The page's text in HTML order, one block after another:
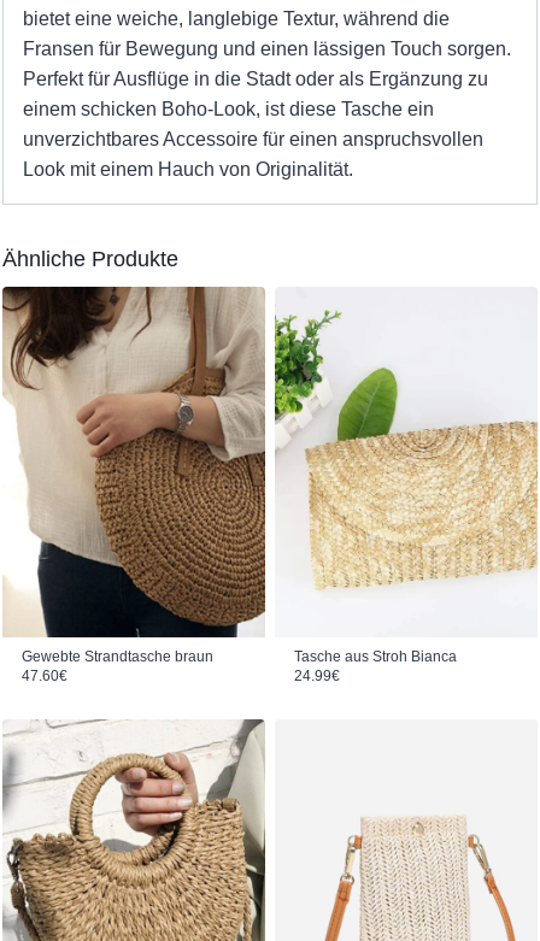
bietet eine weiche, langlebige Textur, während die
Fransen für Bewegung und einen lässigen Touch sorgen.
Perfekt für Ausflüge in die Stadt oder als Ergänzung zu
einem schicken Boho-Look, ist diese Tasche ein
unverzichtbares Accessoire für einen anspruchsvollen
Look mit einem Hauch von Originalität.
Ähnliche Produkte
Gewebte Strandtasche braun
47.60€
Tasche aus Stroh Bianca
24.99€